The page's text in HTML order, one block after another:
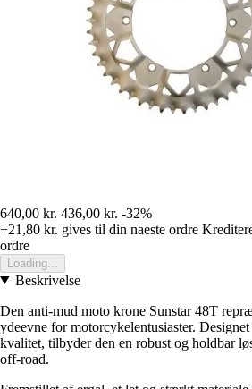
640,00 kr. 436,00 kr. -32%
+21,80 kr. gives til din naeste ordre
ordre
Loading...
Beskrivelse
Den anti-mud moto krone Sunstar 48T
ydeevne for motorcykelentusiaster.
kvalitet, tilbyder den en robust og holdbar
off-road.